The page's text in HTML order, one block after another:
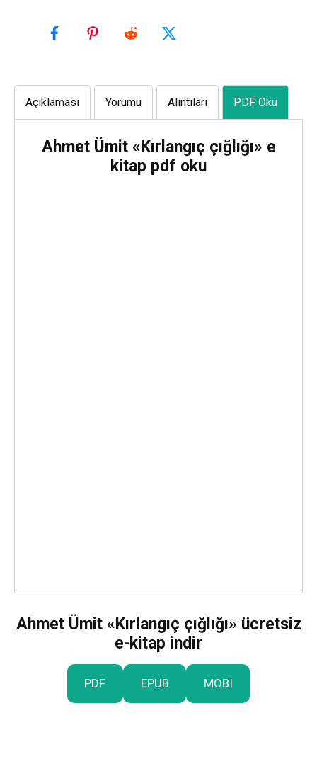
Açıklaması Yorumu Alıntıları PDF Oku
Ahmet Ümit «Kırlangıç çığlığı» e
kitap pdf oku
Ahmet Ümit «Kırlangıç çığlığı» ücretsiz
e-kitap indir
PDF EPUB MOBI